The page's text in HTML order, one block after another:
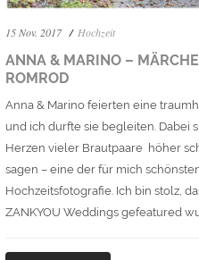
15 Nov. 2017 Hochzeit
ANNA & MARINO –
ROMROD
Anna & Marino feierten eine
und ich durfte sie begleiten. Dabei
Herzen vieler Brautpaare höher
sagen – eine der für mich
Hochzeitsfotografie. Ich bin stolz,
ZANKYOU Weddings gefeatured